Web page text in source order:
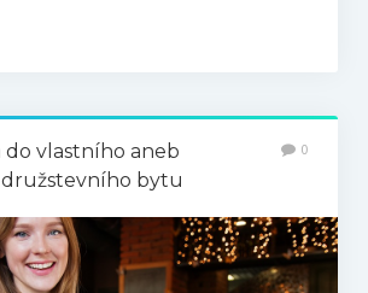
do vlastního aneb
bytu
0